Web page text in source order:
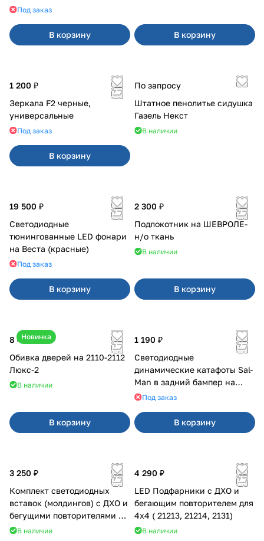
Света
Под заказ
В корзину В корзину
1 200 ₽
Зеркала F2 черные,
универсальные
Под заказ
В корзину
По запросу
Штатное пенолитье сидушка
Газель Некст
В наличии
19 500 ₽
Светодиодные
тюнингованные LED фонари
на Веста (красные)
Под заказ
В корзину
2 300 ₽
Подлокотник на ШЕВРОЛЕ-
н/о ткань
В наличии
В корзину
Новинка
8 400 ₽
Обивка дверей на 2110-2112
Люкс-2
В наличии
В корзину
1 190 ₽
Светодиодные
динамические катафоты Sal-
Man в задний бампер на
Приора 2
Под заказ
В корзину
3 250 ₽
Комплект светодиодных
вставок (молдингов) с ДХО и
бегущими повторителями на
Веста
В наличии
4 290 ₽
LED Подфарники с ДХО и
бегающим повторителем для
4x4 ( 21213, 21214, 2131)
В наличии